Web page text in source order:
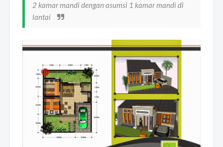
2 kamar mandi dengan asumsi 1 kamar mandi di
lantai